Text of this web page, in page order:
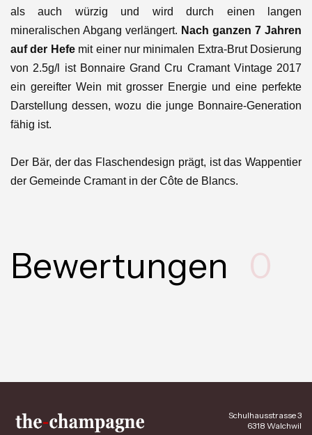
als auch würzig und wird durch einen langen
mineralischen Abgang verlängert. Nach ganzen 7 Jahren
auf der Hefe mit einer nur minimalen Extra-Brut Dosierung
von 2.5g/l
ist Bonnaire Grand Cru Cramant Vintage 2017
ein gereifter Wein mit grosser Energie und eine perfekte
Darstellung dessen, wozu die junge Bonnaire-Generation
fähig ist.
Der Bär, der das Flaschendesign prägt, ist das Wappentier
der Gemeinde Cramant in der Côte de Blancs.
Bewertungen 0
Schulhausstrasse 3
6318 Walchwil